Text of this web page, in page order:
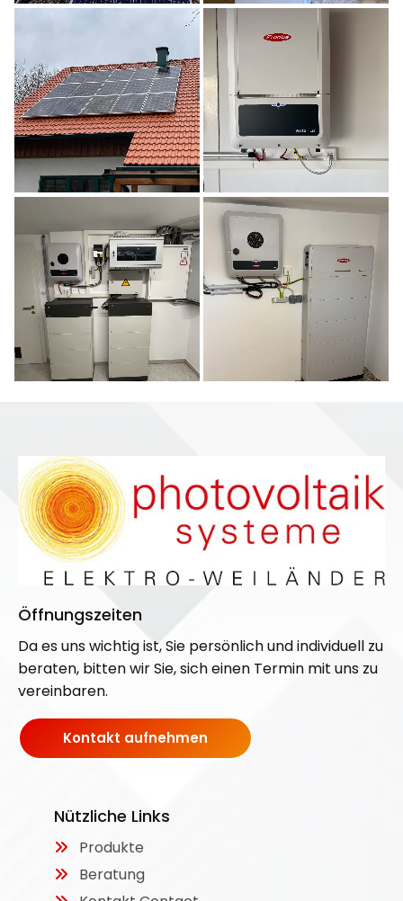
Öffnungszeiten
Da es uns wichtig ist, Sie persönlich und individuell zu
beraten, bitten wir Sie, sich einen Termin mit uns zu
vereinbaren.
Kontakt aufnehmen
Nützliche Links
 Produkte
 Beratung